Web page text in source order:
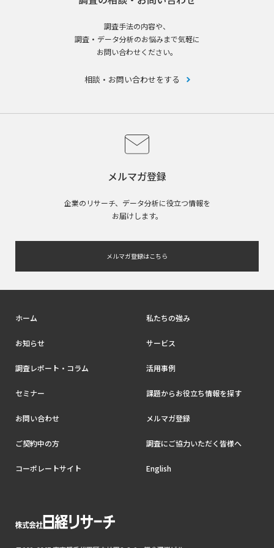
調査手法の内容や、
調査・データ分析のお悩みまで気軽に
お問い合わせください。
相談・お問い合わせをする
メルマガ登録
企業のリサーチ、データ分析に役立つ情報を
お届けします。
メルマガ登録はこちら
ホーム 私たちの強み
お知らせ サービス
調査レポート・コラム 活用事例
セミナー 課題からお役立ち情報を探す
お問い合わせ メルマガ登録
ご契約中の方 調査にご協力いただく皆様へ
コーポレートサイト English